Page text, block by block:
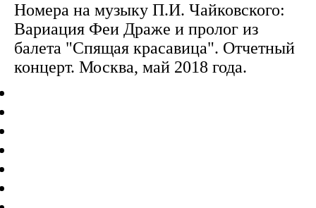
Номера на музыку П.И. Чайковского:
Вариация Феи Драже и пролог из
балета "Спящая красавица". Отчетный
концерт. Москва, май 2018 года.